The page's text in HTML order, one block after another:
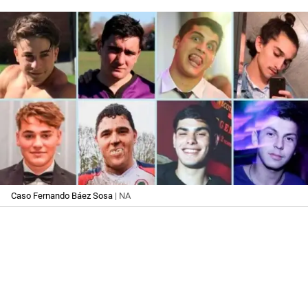
Caso Fernando Báez Sosa | NA